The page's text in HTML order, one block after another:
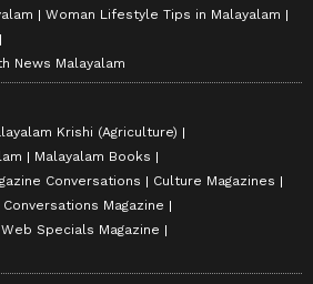
Woman Lifestyle Tips in Malayalam
News Malayalam
Krishi (Agriculture)
Malayalam Books
Conversations
Culture Magazines
Conversations Magazine
Web Specials Magazine